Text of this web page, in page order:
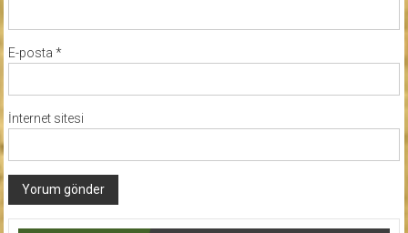
E-posta *
İnternet sitesi